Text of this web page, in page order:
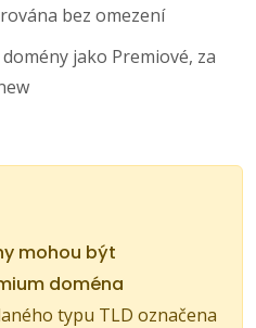
bez omezení
jako Premiové, za
mohou být
doména
typu TLD označena